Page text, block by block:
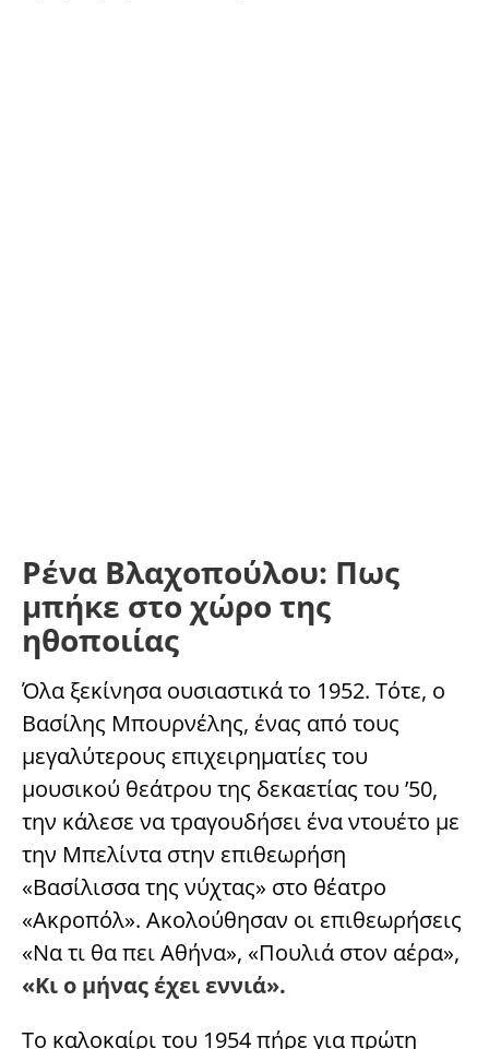
Ρένα Βλαχοπούλου: Πως
μπήκε στο χώρο της
ηθοποιίας
Όλα ξεκίνησα ουσιαστικά το 1952. Τότε, ο
Βασίλης Μπουρνέλης, ένας από τους
μεγαλύτερους επιχειρηματίες του
μουσικού θεάτρου της δεκαετίας του ’50,
την κάλεσε να τραγουδήσει ένα ντουέτο με
την Μπελίντα στην επιθεωρήση
«Βασίλισσα της νύχτας» στο θέατρο
«Ακροπόλ». Ακολούθησαν οι επιθεωρήσεις
«Να τι θα πει Αθήνα», «Πουλιά στον αέρα»,
«Κι ο μήνας έχει εννιά».
Το καλοκαίρι του 1954 πήρε για πρώτη